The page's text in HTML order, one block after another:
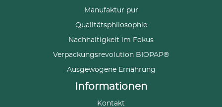
Manufaktur pur
Qualitätsphilosophie
Nachhaltigkeit im Fokus
Verpackungsrevolution BIOPAP®
Ausgewogene Ernährung
Informationen
Kontakt